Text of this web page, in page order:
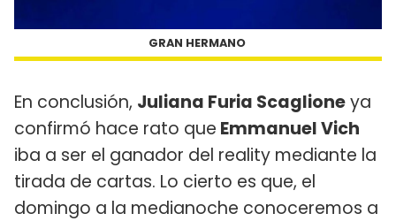
GRAN HERMANO
En conclusión, Juliana Furia Scaglioneya
confirmó hace rato que Emmanuel Vich
iba a ser el ganador del reality mediante la
tirada de cartas. Lo cierto es que, el
domingo a la medianoche conoceremos a